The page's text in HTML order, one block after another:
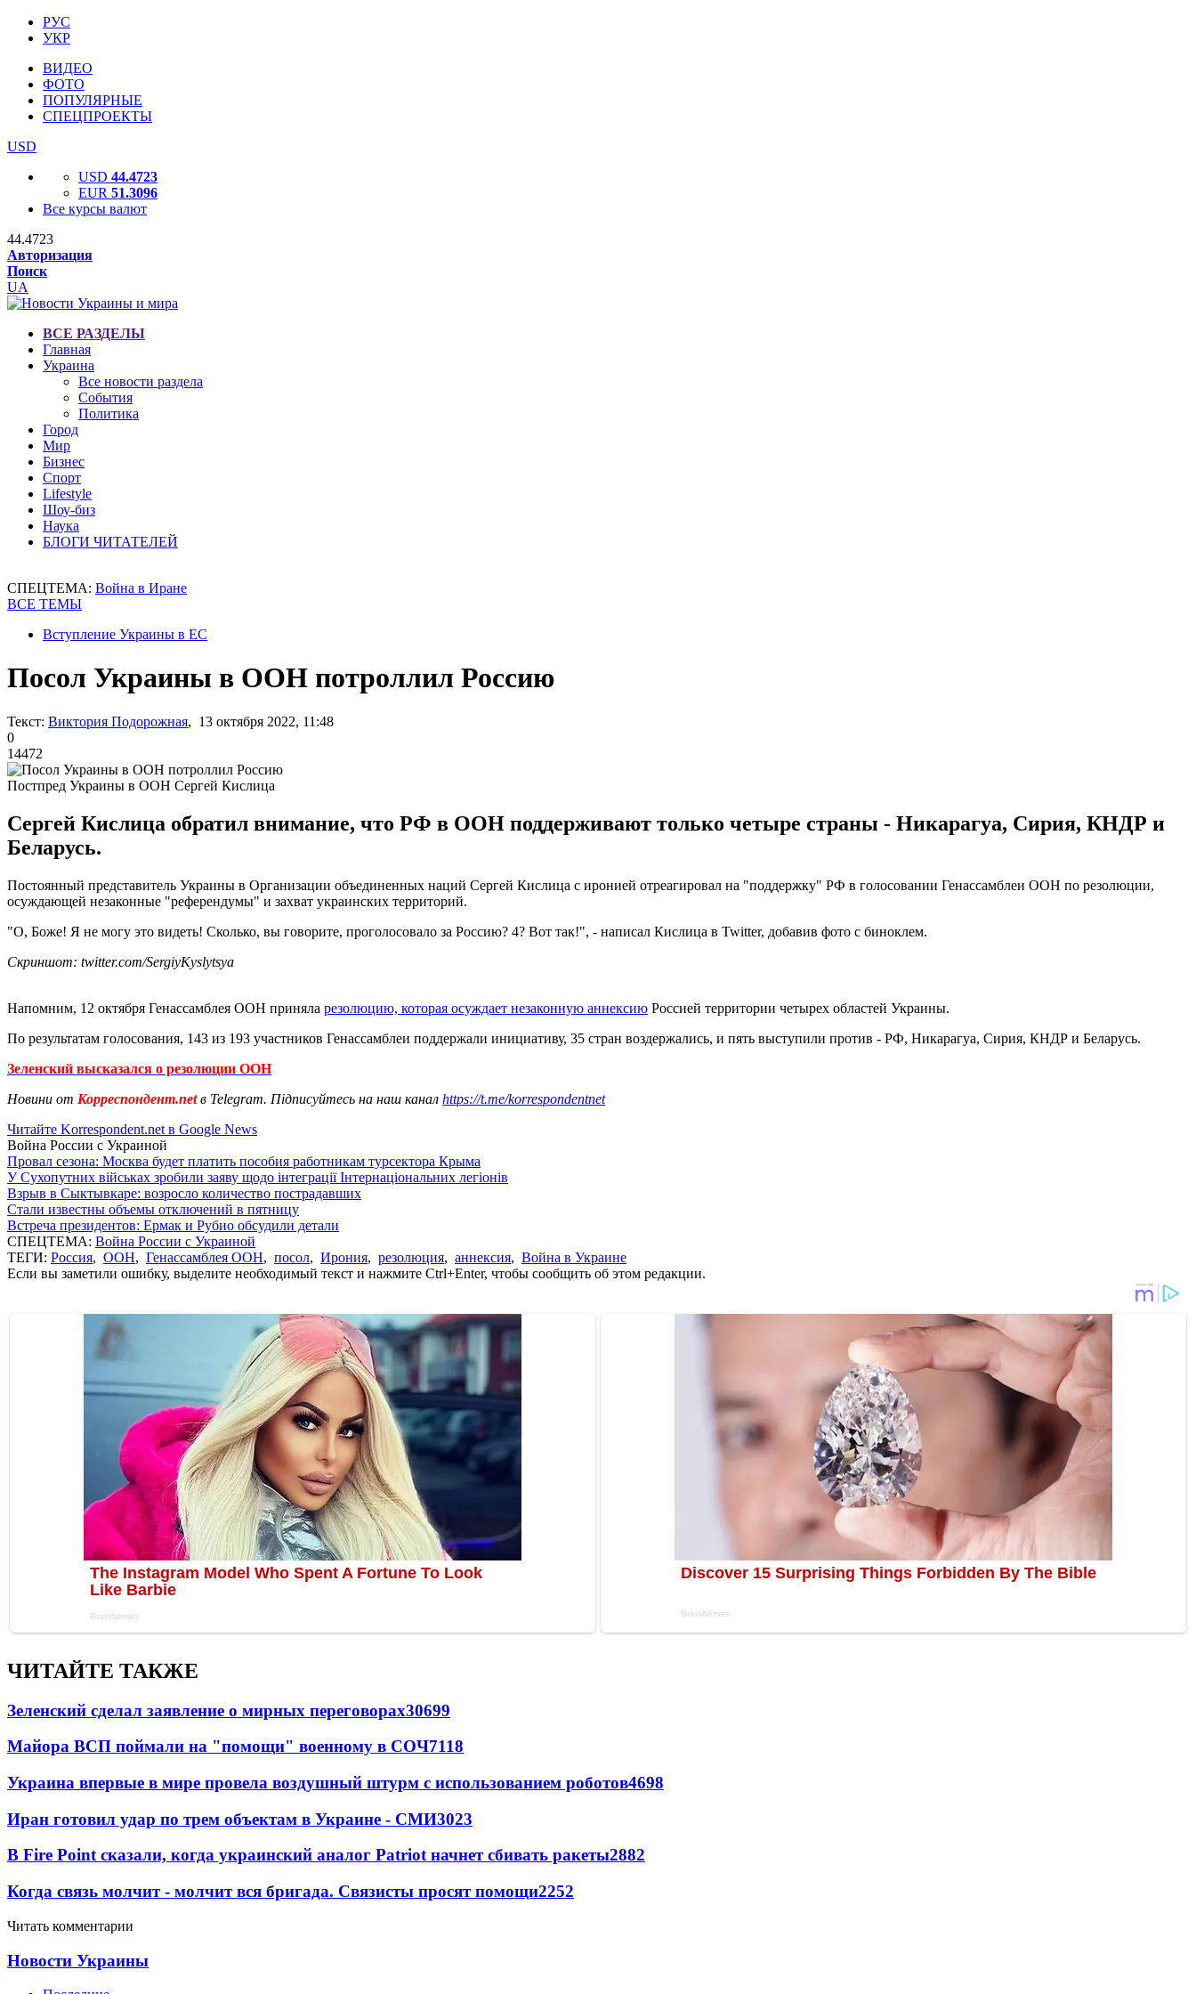
РУС
УКР
ВИДЕО
ФОТО
ПОПУЛЯРНЫЕ
СПЕЦПРОЕКТЫ
USD
USD 44.4723
EUR 51.3096
Все курсы валют
44.4723
Авторизация
Поиск
UA
ВСЕ РАЗДЕЛЫ
Главная
Украина
Все новости раздела
События
Политика
Город
Мир
Бизнес
Спорт
Lifestyle
Шоу-биз
Наука
БЛОГИ ЧИТАТЕЛЕЙ
СПЕЦТЕМА: Война в Иране
ВСЕ ТЕМЫ
Вступление Украины в ЕС
Посол Украины в ООН потроллил Россию
Текст: Виктория Подорожная, 13 октября 2022, 11:48
0
14472
Постпред Украины в ООН Сергей Кислица
Сергей Кислица обратил внимание, что РФ в ООН поддерживают только четыре страны - Никарагуа, Сирия, КНДР и
Беларусь.
Постоянный представитель Украины в Организации объединенных наций Сергей Кислица с иронией отреагировал на "поддержку" РФ в голосовании Генассамблеи ООН по резолюции,
осуждающей незаконные "референдумы" и захват украинских территорий.
"О, Боже! Я не могу это видеть! Сколько, вы говорите, проголосовало за Россию? 4? Вот так!", - написал Кислица в Twitter, добавив фото с биноклем.
Скриншот: twitter.com/SergiyKyslytsya
Напомним, 12 октября Генассамблея ООН приняла резолюцию, которая осуждает незаконную аннексию Россией территории четырех областей Украины.
По результатам голосования, 143 из 193 участников Генассамблеи поддержали инициативу, 35 стран воздержались, и пять выступили против - РФ, Никарагуа, Сирия, КНДР и Беларусь.
Зеленский высказался о резолюции ООН
Новини от Корреспондент.netв Telegram. Підписуйтесь на наш канал https://t.me/korrespondentnet
Читайте Korrespondent.net в Google News
Война России с Украиной
Провал сезона: Москва будет платить пособия работникам турсектора Крыма
У Сухопутних військах зробили заяву щодо інтеграції Інтернаціональних легіонів
Взрыв в Сыктывкаре: возросло количество пострадавших
Стали известны объемы отключений в пятницу
Встреча президентов: Ермак и Рубио обсудили детали
СПЕЦТЕМА: Война России с Украиной
ТЕГИ: Россия, ООН, Генассамблея ООН, посол, Ирония, резолюция, аннексия, Война в Украине
Если вы заметили ошибку, выделите необходимый текст и нажмите Ctrl+Enter, чтобы сообщить об этом редакции.
ЧИТАЙТЕ ТАКЖЕ
Зеленский сделал заявление о мирных переговорах30699
Майора ВСП поймали на "помощи" военному в СОЧ7118
Украина впервые в мире провела воздушный штурм с использованием роботов4698
Иран готовил удар по трем объектам в Украине - СМИ3023
В Fire Point сказали, когда украинский аналог Patriot начнет сбивать ракеты2882
Когда связь молчит - молчит вся бригада. Связисты просят помощи2252
Читать комментарии
Новости Украины